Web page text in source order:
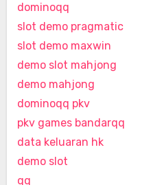
dominoqq
slot demo pragmatic
slot demo maxwin
demo slot mahjong
demo mahjong
dominoqq pkv
pkv games bandarqq
data keluaran hk
demo slot
qq